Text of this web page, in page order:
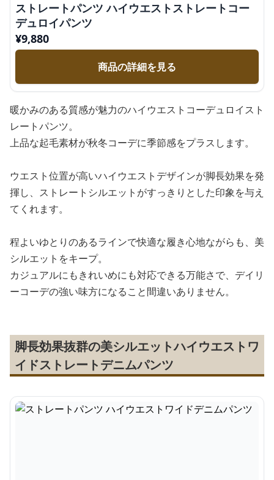
ストレートパンツ ハイウエストストレートコー
デュロイパンツ
¥9,880
商品の詳細を見る
暖かみのある質感が魅力のハイウエストコーデュロイスト
レートパンツ。
上品な起毛素材が秋冬コーデに季節感をプラスします。
ウエスト位置が高いハイウエストデザインが脚長効果を発
揮し、ストレートシルエットがすっきりとした印象を与え
てくれます。
程よいゆとりのあるラインで快適な履き心地ながらも、美
シルエットをキープ。
カジュアルにもきれいめにも対応できる万能さで、デイリ
ーコーデの強い味方になること間違いありません。
脚長効果抜群の美シルエットハイウエストワ
イドストレートデニムパンツ